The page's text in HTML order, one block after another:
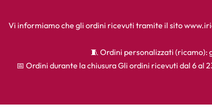
Vi informiamo che gli ordini ricevuti tramite il sito
🧵 Ordini personalizzati
📅 Ordini durante la chiusura Gli ordini ricevuti dal 6